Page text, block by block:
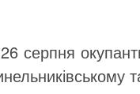
серпня